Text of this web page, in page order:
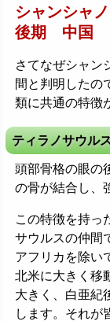
シャンシャ
後期 中国
さてなぜシャン
間と判明したの
類に共通の特徴
ティラノサウル
頭部骨格の眼の
の骨が結合し、
この特徴を持っ
サウルスの仲間
アフリカを除い
北米に大きく移
大きく、白亜紀
します。それが